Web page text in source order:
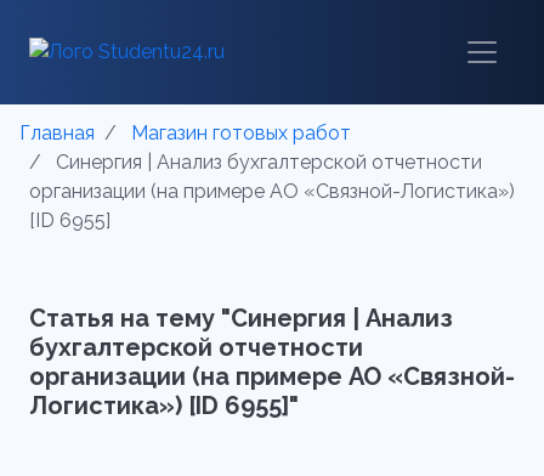
Главная
Магазин готовых работ
Синергия | Анализ бухгалтерской отчетности
организации (на примере АО «Связной-Логистика»)
[ID 6955]
Статья на тему "Синергия | Анализ
бухгалтерской отчетности
организации (на примере АО «Связной-
Логистика») [ID 6955]"